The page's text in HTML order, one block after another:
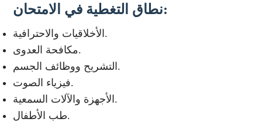
نطاق التغطية في الامتحان:
الأخلاقيات والاحترافية.
مكافحة العدوى.
التشريح ووظائف الجسم.
فيزياء الصوت.
الأجهزة والآلات السمعية.
طب الأطفال.